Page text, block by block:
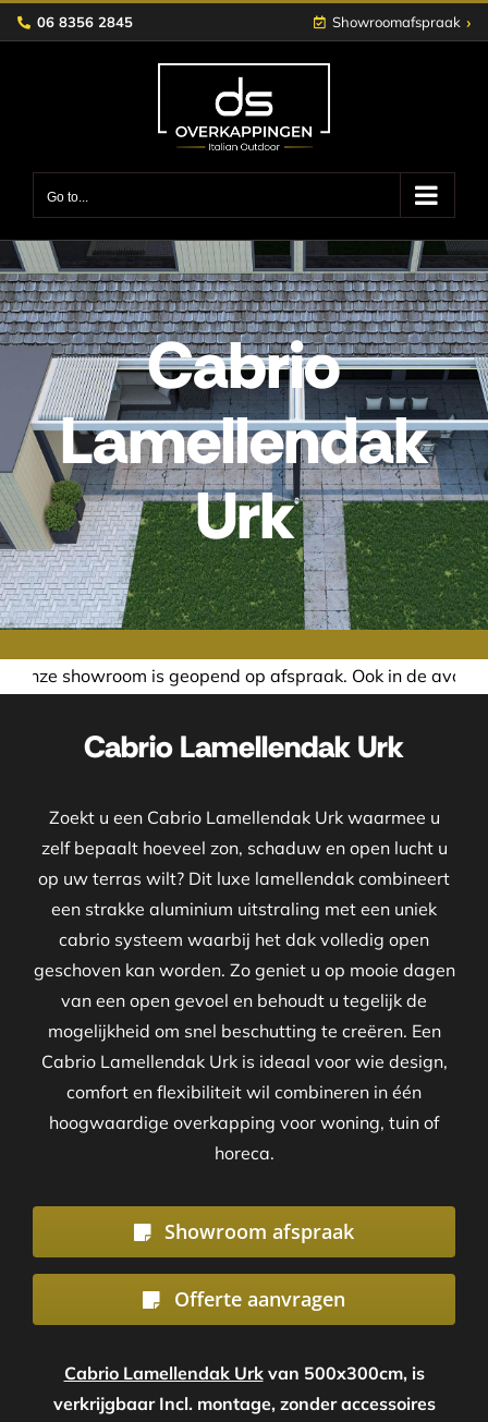
Skip
to
06 8356 2845 Showroomafspraak ›
Go to...
Cabrio
Lamellendak
Urk
op afspraak. Ook in de avond of in het weekend
Cabrio Lamellendak Urk
Zoekt u een Cabrio Lamellendak Urk waarmee u
zelf bepaalt hoeveel zon, schaduw en open lucht u
op uw terras wilt? Dit luxe lamellendak combineert
een strakke aluminium uitstraling met een uniek
cabrio systeem waarbij het dak volledig open
geschoven kan worden. Zo geniet u op mooie dagen
van een open gevoel en behoudt u tegelijk de
mogelijkheid om snel beschutting te creëren. Een
Cabrio Lamellendak Urk is ideaal voor wie design,
comfort en flexibiliteit wil combineren in één
hoogwaardige overkapping voor woning, tuin of
horeca.
Showroom afspraak
Offerte aanvragen
Cabrio Lamellendak Urkvan 500x300cm, is
verkrijgbaar Incl. montage, zonder accessoires